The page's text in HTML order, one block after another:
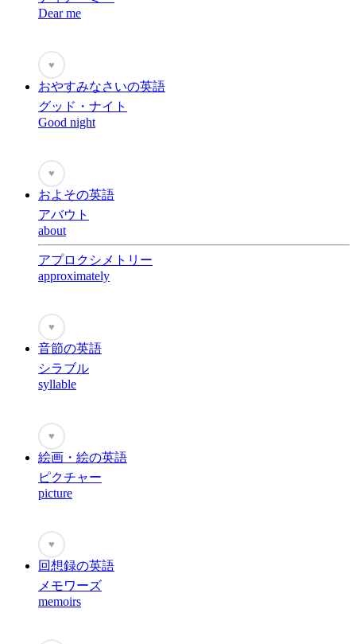
Dear me
♥
おやすみなさいの英語
グッド・ナイト
Good night
♥
およその英語
アバウト
about
アプロクシメトリー
approximately
♥
音節の英語
シラブル
syllable
♥
絵画・絵の英語
ピクチャー
picture
♥
回想録の英語
メモワーズ
memoirs